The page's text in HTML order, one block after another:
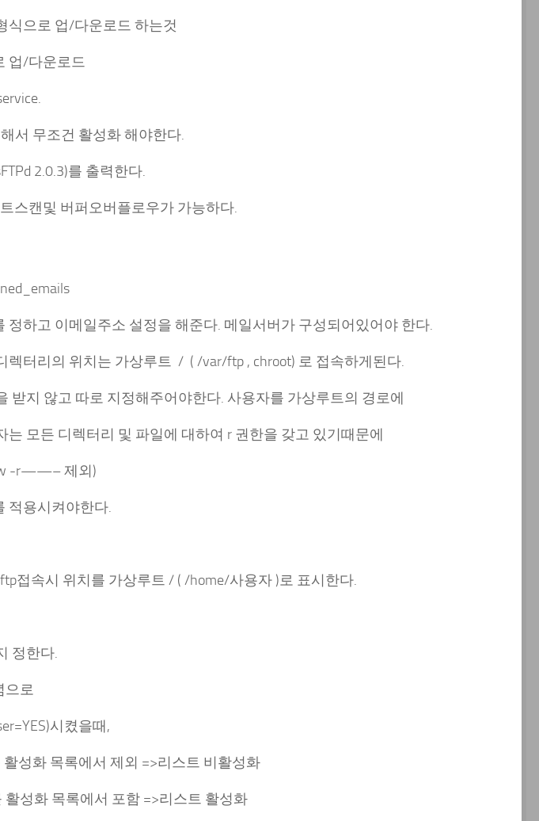
식으로 업/다운로드 하는것
업/다운로드
서 무조건 활성화 해야한다.
2.0.3)를 출력한다.
스캔및 버퍼오버플로우가 가능하다.
정하고 이메일주소 설정을 해준다. 메일서버가 구성되어있어야 한다.
렉터리의 위치는 가상루트 / ( /var/ftp , chroot) 로 접속하게된다.
받지 않고 따로 지정해주어야한다. 사용자를 가상루트의 경로에
모든 디렉터리 및 파일에 대하여 r 권한을 갖고 있기때문에
-r——– 제외)
적용시켜야한다.
접속시 위치를 가상루트 / ( /home/사용자 )로 표시한다.
정한다.
으로
시켰을때,
성화 목록에서 제외 =>리스트 비활성화
성화 목록에서 포함 =>리스트 활성화